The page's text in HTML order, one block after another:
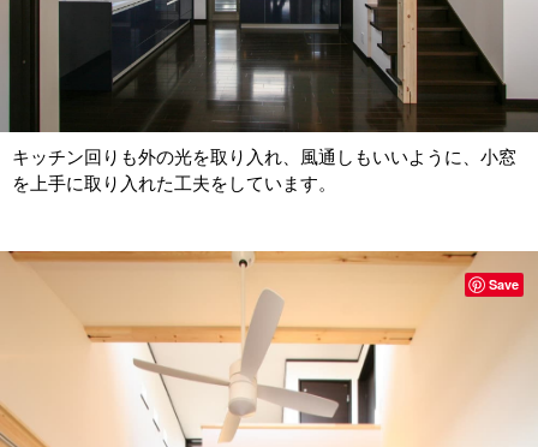
キッチン回りも外の光を取り入れ、風通しもいいように、小窓
を上手に取り入れた工夫をしています。
Save